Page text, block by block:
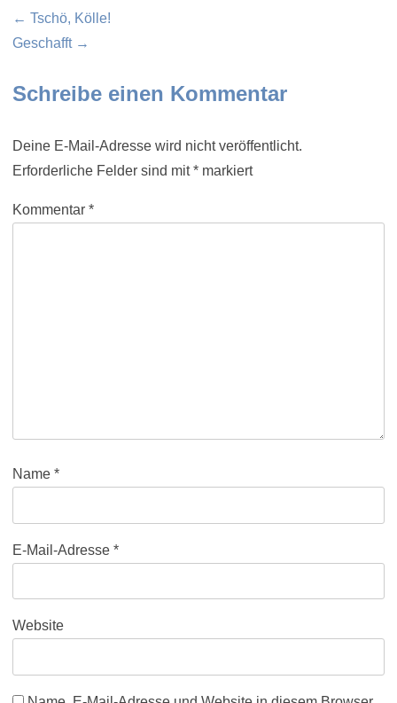
Beitragsnavigation
← Tschö, Kölle!
Geschafft →
Schreibe einen Kommentar
Deine E-Mail-Adresse wird nicht veröffentlicht.
Erforderliche Felder sind mit* markiert
Kommentar *
Name *
E-Mail-Adresse *
Website